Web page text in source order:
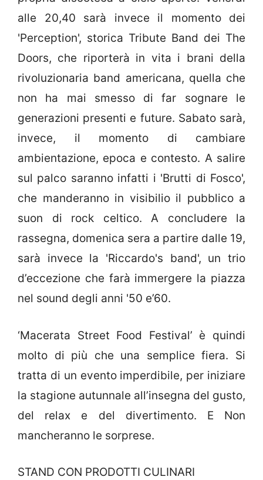
alle 20,40 sarà invece il momento dei
'Perception', storica Tribute Band dei The
Doors, che riporterà in vita i brani della
rivoluzionaria band americana, quella che
non ha mai smesso di far sognare le
generazioni presenti e future. Sabato sarà,
invece, il momento di cambiare
ambientazione, epoca e contesto. A salire
sul palco saranno infatti i 'Brutti di Fosco',
che manderanno in visibilio il pubblico a
suon di rock celtico. A concludere la
rassegna, domenica sera a partire dalle 19,
sarà invece la 'Riccardo's band', un trio
d’eccezione che farà immergere la piazza
nel sound degli anni '50 e’60.
‘Macerata Street Food Festival’ è quindi
molto di più che una semplice fiera. Si
tratta di un evento imperdibile, per iniziare
la stagione autunnale all’insegna del gusto,
del relax e del divertimento. E Non
mancheranno le sorprese.
STAND CON PRODOTTI CULINARI